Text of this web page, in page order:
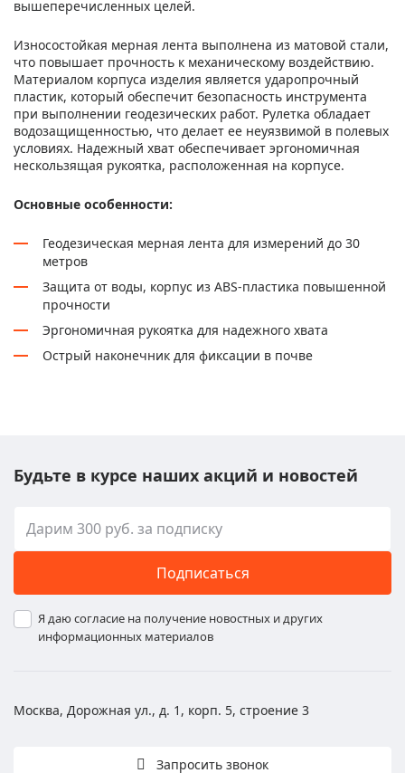
вышеперечисленных целей.
Износостойкая мерная лента выполнена из матовой стали,
что повышает прочность к механическому воздействию.
Материалом корпуса изделия является ударопрочный
пластик, который обеспечит безопасность инструмента
при выполнении геодезических работ. Рулетка обладает
водозащищенностью, что делает ее неуязвимой в полевых
условиях. Надежный хват обеспечивает эргономичная
нескользящая рукоятка, расположенная на корпусе.
Основные особенности:
Геодезическая мерная лента для измерений до 30
метров
Защита от воды, корпус из ABS-пластика повышенной
прочности
Эргономичная рукоятка для надежного хвата
Острый наконечник для фиксации в почве
Будьте в курсе наших акций и новостей
Подписаться
Я даю согласие на получение новостных и других
информационных материалов
Москва, Дорожная ул., д. 1, корп. 5, строение 3
Запросить звонок